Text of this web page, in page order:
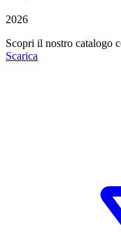
2026
Scopri il nostro catalogo
Scarica